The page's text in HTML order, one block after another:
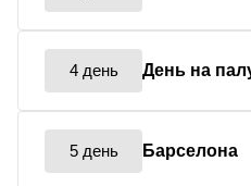
4 день День на
5 день Барселона